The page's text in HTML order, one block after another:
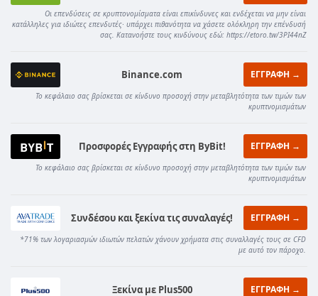
Οι επενδύσεις σε κρυπτονομίσματα είναι επικίνδυνες και ενδέχεται να μην είναι
κατάλληλες για ιδιώτες επενδυτές· υπάρχει πιθανότητα να χάσετε ολόκληρη την επένδυσή
σας. Κατανοήστε τους κινδύνους εδώ: https://etoro.tw/3PI44nZ
Binance.com ΕΓΓΡΑΦΗ →
Το κεφάλαιο σας βρίσκεται σε κίνδυνο προσοχή στην μεταβλητότητα των τιμών των
κρυπτνομισμάτων
Προσφορές Εγγραφής στη ByBit! ΕΓΓΡΑΦΗ →
Το κεφάλαιο σας βρίσκεται σε κίνδυνο προσοχή στην μεταβλητότητα των τιμών των
κρυπτνομισμάτων
Συνδέσου και ξεκίνα τις συναλαγές! ΕΓΓΡΑΦΗ →
*71% των λογαριασμών ιδιωτών πελατών χάνουν χρήματα στις συναλλαγές τους σε CFD
με αυτό τον πάροχο.
Ξεκίνα με Plus500 ΕΓΓΡΑΦΗ →